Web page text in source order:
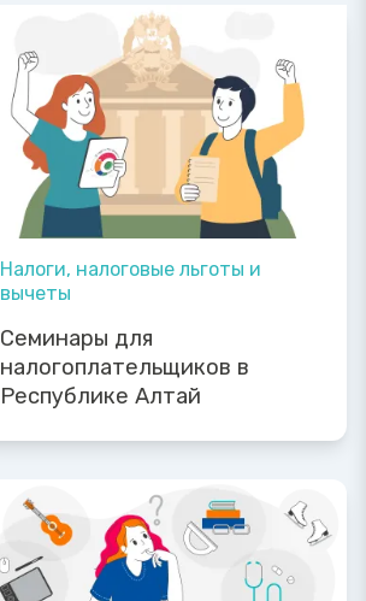
Налоги, налоговые льготы и
вычеты
Семинары для
налогоплательщиков в
Республике Алтай